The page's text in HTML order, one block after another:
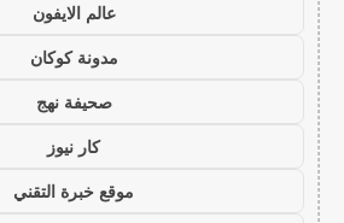
عالم الايفون
مدونة كوكان
صحيفة نهج
كار نيوز
موقع خبرة التقني